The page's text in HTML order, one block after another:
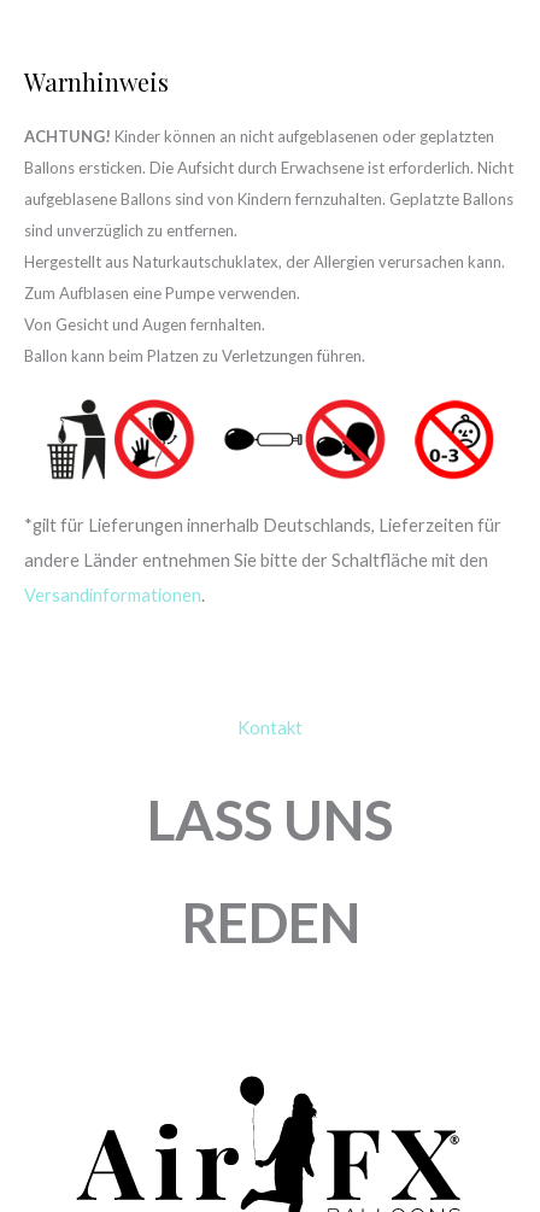
Warnhinweis
ACHTUNG! Kinder können an nicht aufgeblasenen oder geplatzten
Ballons ersticken. Die Aufsicht durch Erwachsene ist erforderlich. Nicht
aufgeblasene Ballons sind von Kindern fernzuhalten. Geplatzte Ballons
sind unverzüglich zu entfernen.
Hergestellt aus Naturkautschuklatex, der Allergien verursachen kann.
Zum Aufblasen eine Pumpe verwenden.
Von Gesicht und Augen fernhalten.
Ballon kann beim Platzen zu Verletzungen führen.
*gilt für Lieferungen innerhalb Deutschlands, Lieferzeiten für
andere Länder entnehmen Sie bitte der Schaltfläche mit den
Versandinformationen.
Kontakt
LASS UNS
REDEN